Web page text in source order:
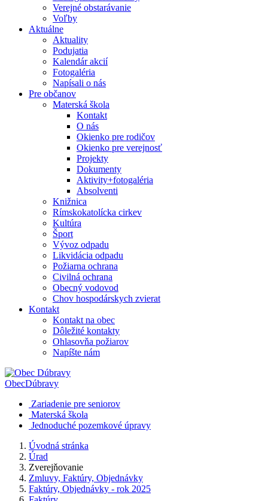
Verejné obstarávanie
Voľby
Aktuálne
Aktuality
Podujatia
Kalendár akcií
Fotogaléria
Napísali o nás
Pre občanov
Materská škola
Kontakt
O nás
Okienko pre rodičov
Okienko pre verejnosť
Projekty
Dokumenty
Aktivity+fotogaléria
Absolventi
Knižnica
Rímskokatolícka cirkev
Kultúra
Šport
Vývoz odpadu
Likvidácia odpadu
Požiarna ochrana
Civilná ochrana
Obecný vodovod
Chov hospodárskych zvierat
Kontakt
Kontakt na obec
Dôležité kontakty
Ohlasovňa požiarov
Napíšte nám
ObecDúbravy
Zariadenie pre seniorov
Materská škola
Jednoduché pozemkové úpravy
Úvodná stránka
Úrad
Zverejňovanie
Zmluvy, Faktúry, Objednávky
Faktúry, Objednávky - rok 2025